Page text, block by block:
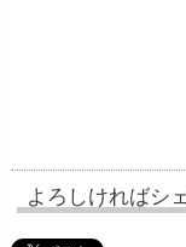
よろしければシ